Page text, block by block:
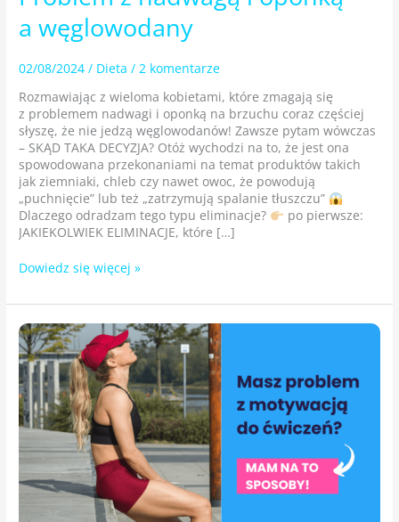
a węglowodany
02/08/2024/ Dieta / 2 komentarze
Rozmawiając z wieloma kobietami, które zmagają się
z problemem nadwagi i oponką na brzuchu coraz częściej
słyszę, że nie jedzą węglowodanów! Zawsze pytam wówczas
– SKĄD TAKA DECYZJA? Otóż wychodzi na to, że jest ona
spowodowana przekonaniami na temat produktów takich
jak ziemniaki, chleb czy nawet owoc, że powodują
„puchnięcie” lub też „zatrzymują spalanie tłuszczu”
Dlaczego odradzam tego typu eliminacje?
po pierwsze:
JAKIEKOLWIEK ELIMINACJE, które […]
Dowiedz się więcej »
Masz
problem
z motywacją
do ćwiczeń?